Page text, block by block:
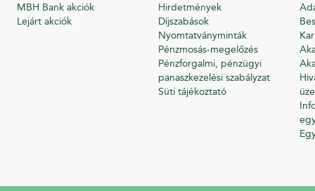
MBH Bank akciók
Lejárt akciók
Hirdetmények
Díjszabások
Nyomtatványminták
Pénzmosás-megelőzés
Pénzforgalmi, pénzügyi
panaszkezelési szabályzat
Süti tájékoztató